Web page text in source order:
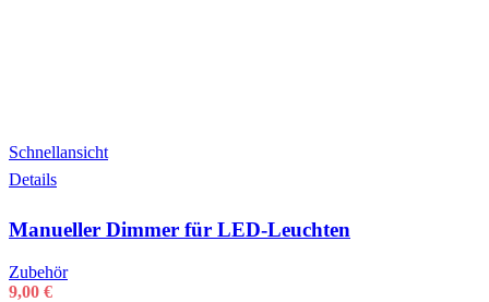
Schnellansicht
Details
Manueller Dimmer für LED-Leuchten
Zubehör
9,00 €